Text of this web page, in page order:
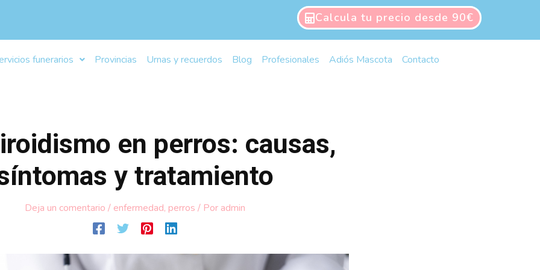
Calcula tu precio desde 90€
funerarios Provincias Urnas y recuerdos Blog Profesionales Adiós Mascota Contacto
en perros: causas,
y tratamiento
Deja un comentario / enfermedad, perros / Por admin